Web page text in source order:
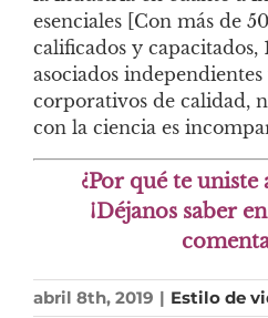
esenciales [Con más de
calificados y capacitados,
asociados
corporativos de calidad,
con la ciencia es
¿Por qué te uniste
¡Déjanos saber
abril 8th, 2019 | Estilo de